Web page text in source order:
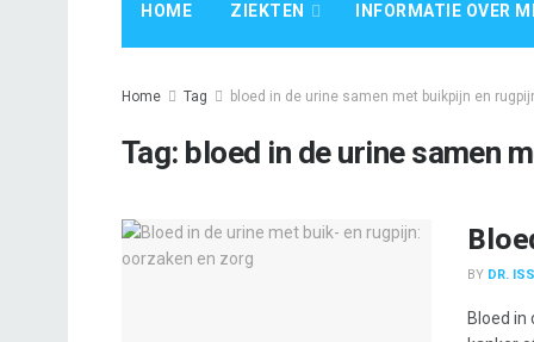
HOME ZIEKTEN INFORMATIE OVER
Home Tag bloed in de urine samen met buikpijn en
Tag: bloed in de urine samen
BY DR.
Bloed